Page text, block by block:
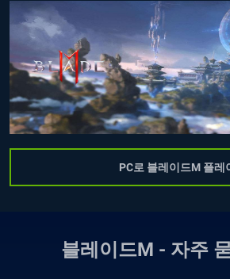
PC로 블레이드M 플레
블레이드M - 자주